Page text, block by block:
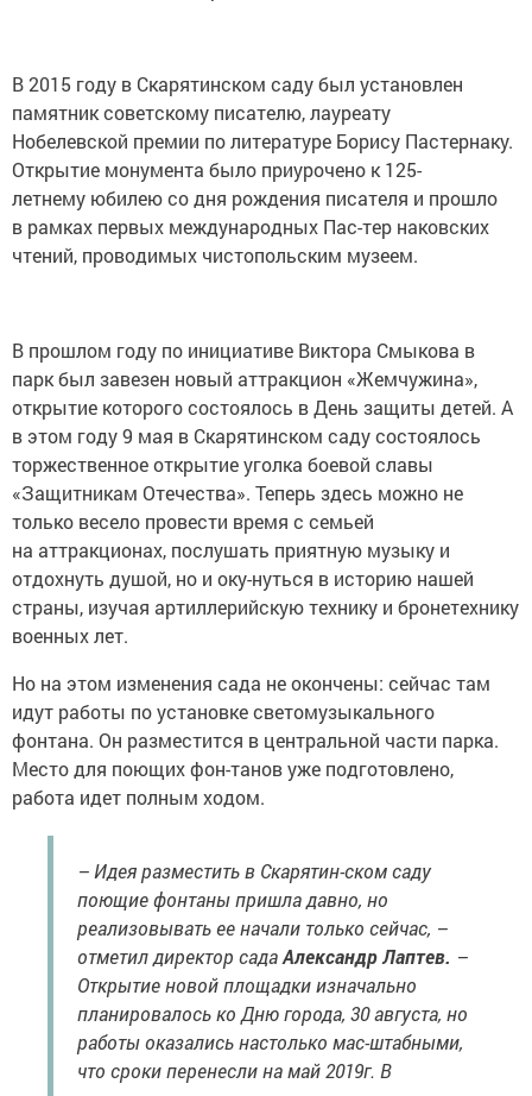
В 2015 году в Скарятинском саду был установлен
памятник советскому писателю, лауреату
Нобелевской премии по литературе Борису Пастернаку.
Открытие монумента было приурочено к 125-
летнему юбилею со дня рождения писателя и прошло
в рамках первых международных Пас-тер наковских
чтений, проводимых чистопольским музеем.
В прошлом году по инициативе Виктора Смыкова в
парк был завезен новый аттракцион «Жемчужина»,
открытие которого состоялось в День защиты детей. А
в этом году 9 мая в Скарятинском саду состоялось
торжественное открытие уголка боевой славы
«Защитникам Отечества». Теперь здесь можно не
только весело провести время с семьей
на аттракционах, послушать приятную музыку и
отдохнуть душой, но и оку-нуться в историю нашей
страны, изучая артиллерийскую технику и бронетехнику
военных лет.
Но на этом изменения сада не окончены: сейчас там
идут работы по установке светомузыкального
фонтана. Он разместится в центральной части парка.
Место для поющих фон-танов уже подготовлено,
работа идет полным ходом.
– Идея разместить в Скарятин-ском саду
поющие фонтаны пришла давно, но
реализовывать ее начали только сейчас, –
отметил директор садаАлександр Лаптев. –
Открытие новой площадки изначально
планировалось ко Дню города, 30 августа, но
работы оказались настолько мас-штабными,
что сроки перенесли на май 2019г. В